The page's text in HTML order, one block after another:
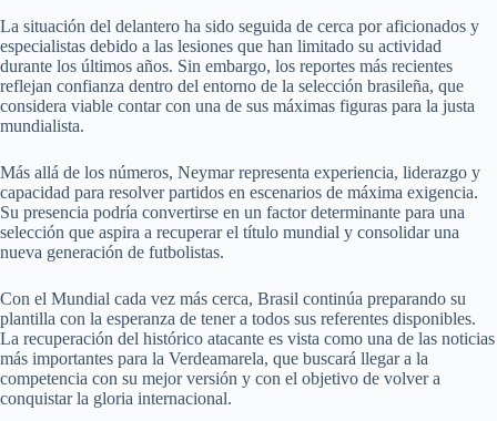
La situación del delantero ha sido seguida de cerca por aficionados y
especialistas debido a las lesiones que han limitado su actividad
durante los últimos años. Sin embargo, los reportes más recientes
reflejan confianza dentro del entorno de la selección brasileña, que
considera viable contar con una de sus máximas figuras para la justa
mundialista.
Más allá de los números, Neymar representa experiencia, liderazgo y
capacidad para resolver partidos en escenarios de máxima exigencia.
Su presencia podría convertirse en un factor determinante para una
selección que aspira a recuperar el título mundial y consolidar una
nueva generación de futbolistas.
Con el Mundial cada vez más cerca, Brasil continúa preparando su
plantilla con la esperanza de tener a todos sus referentes disponibles.
La recuperación del histórico atacante es vista como una de las noticias
más importantes para la Verdeamarela, que buscará llegar a la
competencia con su mejor versión y con el objetivo de volver a
conquistar la gloria internacional.